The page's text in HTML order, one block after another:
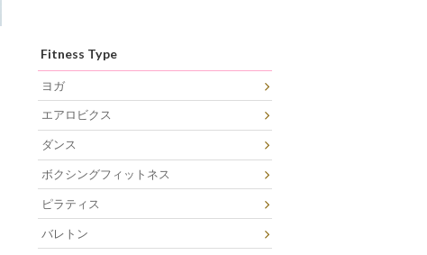
Fitness Type
ヨガ
エアロビクス
ダンス
ボクシングフィットネス
ピラティス
バレトン